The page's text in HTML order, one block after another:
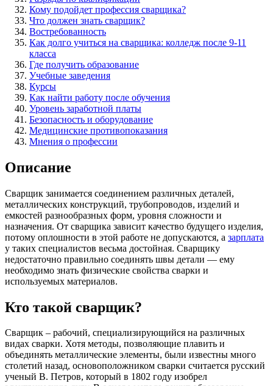
Кому подойдет профессия сварщика?
Что должен знать сварщик?
Востребованность
Как долго учиться на сварщика: колледж после 9-11
класса
Где получить образование
Учебные заведения
Курсы
Как найти работу после обучения
Уровень заработной платы
Безопасность и оборудование
Медицинские противопоказания
Мнения о профессии
Описание
Сварщик занимается соединением различных деталей,
металлических конструкций, трубопроводов, изделий и
емкостей разнообразных форм, уровня сложности и
назначения. От сварщика зависит качество будущего изделия,
потому оплошности в этой работе не допускаются, а зарплата
у таких специалистов весьма достойная. Сварщику
недостаточно правильно соединять швы детали — ему
необходимо знать физические свойства сварки и
используемых материалов.
Кто такой сварщик?
Сварщик – рабочий, специализирующийся на различных
видах сварки. Хотя методы, позволяющие плавить и
объединять металлические элементы, были известны много
столетий назад, основоположником сварки считается русский
ученый В. Петров, который в 1802 году изобрел